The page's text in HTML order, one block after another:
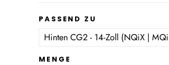
PASSEND ZU
MENGE